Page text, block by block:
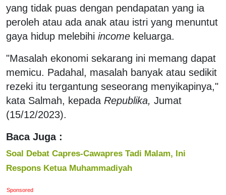
yang tidak puas dengan pendapatan yang ia
peroleh atau ada anak atau istri yang menuntut
gaya hidup melebihi income keluarga.
"Masalah ekonomi sekarang ini memang dapat
memicu. Padahal, masalah banyak atau sedikit
rezeki itu tergantung seseorang menyikapinya,"
kata Salmah, kepada Republika, Jumat
(15/12/2023).
Baca Juga :
Soal Debat Capres-Cawapres Tadi Malam, Ini
Respons Ketua Muhammadiyah
Sponsored